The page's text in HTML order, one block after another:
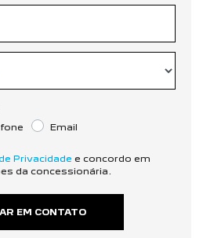
Email
Privacidade e concordo em
da concessionária.
EM CONTATO